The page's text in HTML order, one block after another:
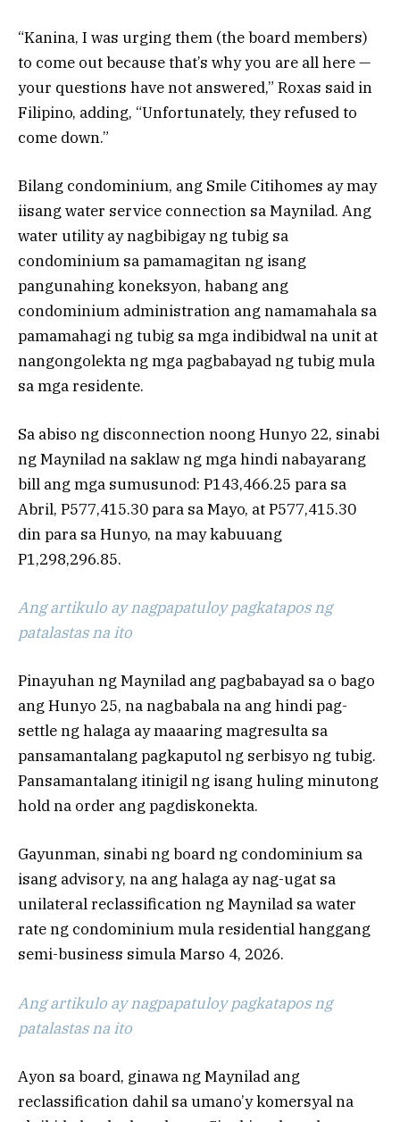
“Kanina, I was urging them (the board members)
to come out because that’s why you are all here —
your questions have not answered,” Roxas said in
Filipino, adding, “Unfortunately, they refused to
come down.”
Bilang condominium, ang Smile Citihomes ay may
iisang water service connection sa Maynilad. Ang
water utility ay nagbibigay ng tubig sa
condominium sa pamamagitan ng isang
pangunahing koneksyon, habang ang
condominium administration ang namamahala sa
pamamahagi ng tubig sa mga indibidwal na unit at
nangongolekta ng mga pagbabayad ng tubig mula
sa mga residente.
Sa abiso ng disconnection noong Hunyo 22, sinabi
ng Maynilad na saklaw ng mga hindi nabayarang
bill ang mga sumusunod: P143,466.25 para sa
Abril, P577,415.30 para sa Mayo, at P577,415.30
din para sa Hunyo, na may kabuuang
P1,298,296.85.
Ang artikulo ay nagpapatuloy pagkatapos ng
patalastas na ito
Pinayuhan ng Maynilad ang pagbabayad sa o bago
ang Hunyo 25, na nagbabala na ang hindi pag-
settle ng halaga ay maaaring magresulta sa
pansamantalang pagkaputol ng serbisyo ng tubig.
Pansamantalang itinigil ng isang huling minutong
hold na order ang pagdiskonekta.
Gayunman, sinabi ng board ng condominium sa
isang advisory, na ang halaga ay nag-ugat sa
unilateral reclassification ng Maynilad sa water
rate ng condominium mula residential hanggang
semi-business simula Marso 4, 2026.
Ang artikulo ay nagpapatuloy pagkatapos ng
patalastas na ito
Ayon sa board, ginawa ng Maynilad ang
reclassification dahil sa umano’y komersyal na